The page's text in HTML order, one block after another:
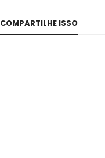
COMPARTILHE ISSO